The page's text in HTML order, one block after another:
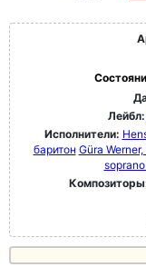
Лейбл:
Исполнители:
баритон Güra